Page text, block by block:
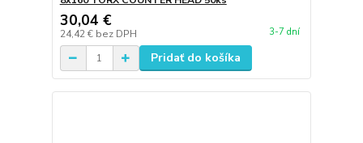
30,04 €
24,42 € bez DPH 3-7 dní
Pridať do košíka